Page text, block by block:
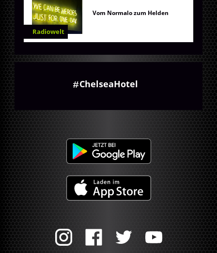
Radiowelt
Vom Normalo zum Helden
ChelseaHotel